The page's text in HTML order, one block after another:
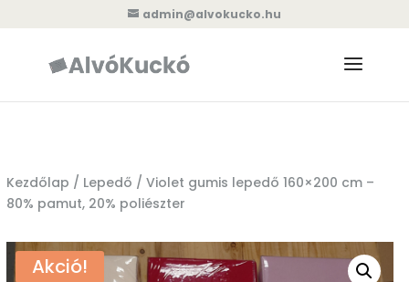
admin@alvokucko.hu
Kezdőlap / Lepedő / Violet gumis lepedő 160×200 cm –
80% pamut, 20% poliészter
Akció!